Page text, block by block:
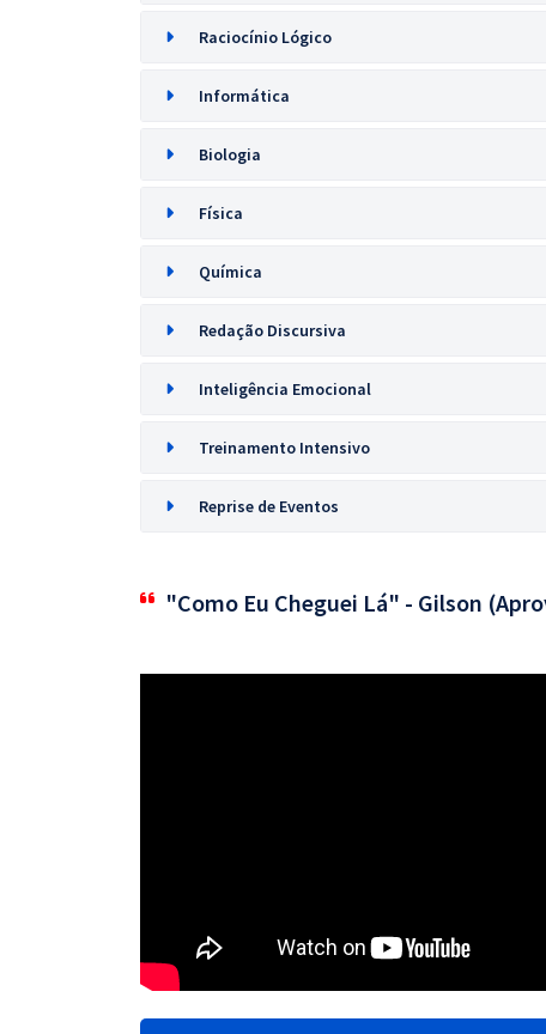
Raciocínio Lógico
Informática
Biologia
Física
Química
Redação Discursiva
Inteligência Emocional
Treinamento Intensivo
Reprise de Eventos
"Como Eu Cheguei Lá" - Gilson